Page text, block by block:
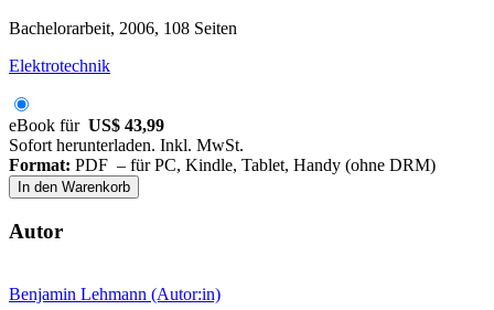
Bachelorarbeit, 2006, 108 Seiten
Elektrotechnik
eBook für US$ 43,99
Sofort herunterladen. Inkl. MwSt.
Format: PDF – für PC, Kindle, Tablet, Handy (ohne DRM)
In den Warenkorb
Autor
Benjamin Lehmann (Autor:in)